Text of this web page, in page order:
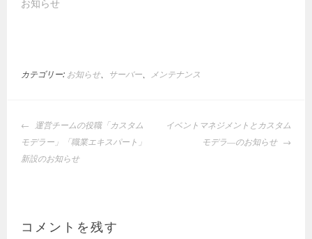
お知らせ
カテゴリー: お知らせ、 サーバー、 メンテナンス
投
稿
ナ
シ
運営チームの役職「カスタム
モデラー」「職業エキスパート」
新設のお知らせ
イベントマネジメントとカスタム
モデラ―のお知らせ
コメントを残す